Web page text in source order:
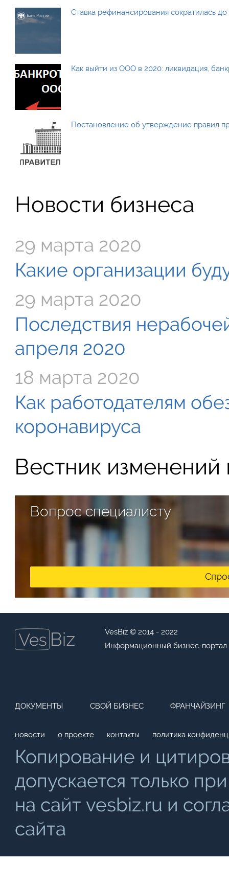
Ставка рефинансирования сократилась
Как выйти из ООО в 2020: ликвидация,
Постановление об утверждение правил
Новости бизнеса
29 марта 2020
Какие организации
29 марта 2020
Последствия
апреля 2020
18 марта 2020
Как работодателям
коронавируса
Вестник изменений
Вопрос специалисту
VesBiz © 2014 - 2022
Информационный бизнес-портал
ДОКУМЕНТЫ СВОЙ БИЗНЕС ФРАНЧАЙЗИНГ
новости о проекте контакты политика
Копирование и
допускается только
на сайт vesbiz.ru и
сайта